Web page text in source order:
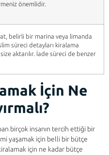
önemlidir.
belirli bir marina veya limanda
süreci detayları kiralama
aktarılır. İade süreci de benzer
İçin Ne
birçok insanın tercih ettiği bir
yaşamak için belli bir bütçe
için ne kadar bütçe